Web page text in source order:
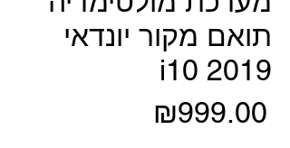
תואם מקור יונדאי
i10 2019
₪999.00